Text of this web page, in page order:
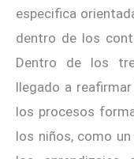
especifica
dentro de los
Dentro de los
llegado a
los procesos
los niños, como